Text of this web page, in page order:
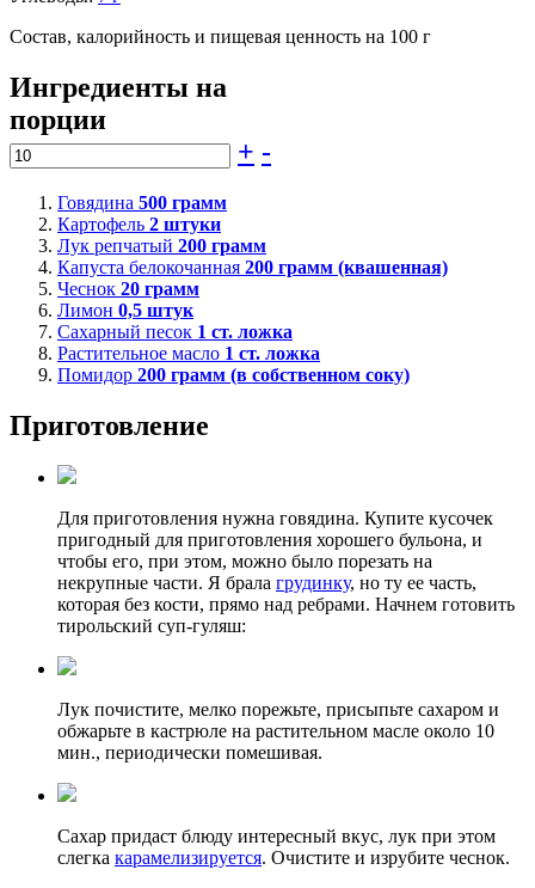
Состав, калорийность и пищевая ценность на 100 г
Ингредиенты на
порции
+ -
Говядина 500 грамм
Картофель 2 штуки
Лук репчатый 200 грамм
Капуста белокочанная 200 грамм (квашенная)
Чеснок 20 грамм
Лимон 0,5 штук
Сахарный песок 1 ст. ложка
Растительное масло 1 ст. ложка
Помидор 200 грамм (в собственном соку)
Приготовление
Для приготовления нужна говядина. Купите кусочек
пригодный для приготовления хорошего бульона, и
чтобы его, при этом, можно было порезать на
некрупные части. Я брала грудинку, но ту ее часть,
которая без кости, прямо над ребрами. Начнем готовить
тирольский суп-гуляш:
Лук почистите, мелко порежьте, присыпьте сахаром и
обжарьте в кастрюле на растительном масле около 10
мин., периодически помешивая.
Сахар придаст блюду интересный вкус, лук при этом
слегка карамелизируется. Очистите и изрубите чеснок.